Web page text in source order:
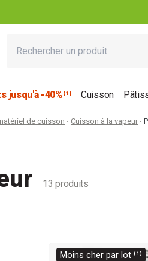
jusqu'à -40%⁽¹⁾ Cuisson
de cuisson Cuisson à la vapeur
13 produits
Moins cher par lot ⁽¹⁾